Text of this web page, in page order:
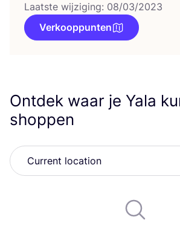
Laatste wijziging: 08/03/2023
Verkooppunten
Ontdek waar je Yala
shoppen